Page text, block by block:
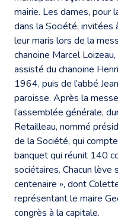
mairie. Les dames, pour
dans la Société, invitées
leur maris lors de la
chanoine Marcel
assisté du chanoine
1964, puis de l’abbé
paroisse. Après la
l’assemblée générale,
Retailleau, nommé
de la Société, qui
banquet qui réunit 140
sociétaires. Chacun lève
centenaire », dont
représentant le maire
congrès à la capitale.